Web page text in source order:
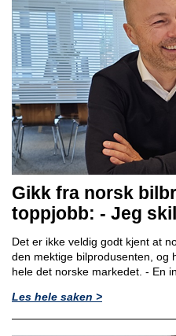
Gikk fra norsk
toppjobb: - Jeg
Det er ikke veldig godt kjent at
den mektige bilprodusenten, og
hele det norske markedet. - En
Les hele saken >